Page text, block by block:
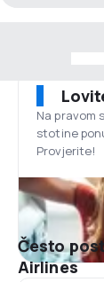
Na pravom
stotine
Provjerite!
Često
Airlines